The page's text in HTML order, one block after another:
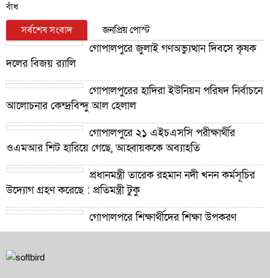
বাঁধ
সর্বশেষ সংবাদ জনপ্রিয় পোস্ট
গোপালপুরে জুলাই গণঅভ্যুত্থান দিবসে কৃষক
দলের বিজয় র‍্যালি
গোপালপুরের হাদিরা ইউনিয়ন পরিষদ নির্বাচনে
আলোচনার কেন্দ্রবিন্দু আল হেলাল
গোপালপুরে ২১ এইচএসসি পরীক্ষার্থীর
ওএমআর শিট হারিয়ে গেছে, আহ্বায়ককে অব্যাহতি
প্রধানমন্ত্রী তারেক রহমান নদী খনন কর্মসূচির
উদ্যোগ গ্রহণ করেছে : প্রতিমন্ত্রী টুকু
গোপালপুরে শিক্ষার্থীদের শিক্ষা উপকরণ
বিতরণ ও শ্রেষ্ঠ প্রধান শিক্ষকদের সংবর্ধনা